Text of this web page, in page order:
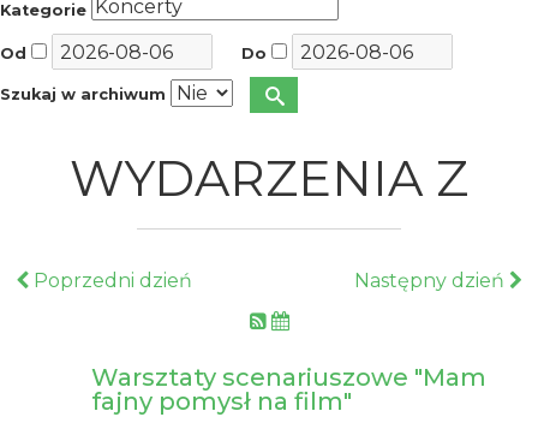
Kategorie
Od Do
Szukaj w archiwum
WYDARZENIA Z
Poprzedni dzień Następny dzień
Warsztaty scenariuszowe "Mam
fajny pomysł na film"